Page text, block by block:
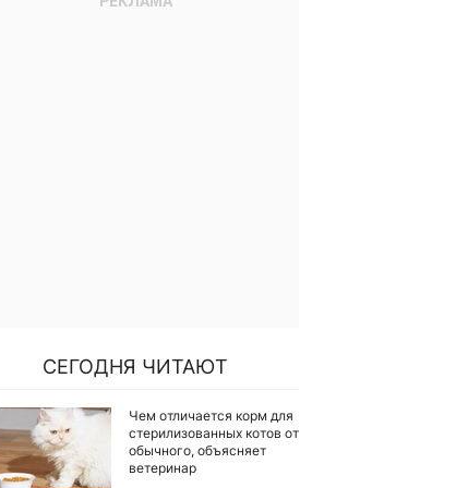
СЕГОДНЯ ЧИТАЮТ
Чем отличается корм для
стерилизованных котов от
обычного, объясняет
ветеринар